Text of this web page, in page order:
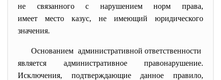
не связанного с нарушением норм права,
имеет место казус, не имеющий юридического
значения.
Основанием административной ответственности
является административное правонарушение.
Исключения, подтверждающие данное правило,